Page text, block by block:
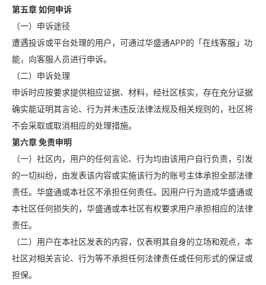
第五章 如何申诉
（一）申诉途径
遭遇投诉或平台处理的用户，可通过华盛通APP的「在线客服」功
能，向客服人员进行申诉。
（二）申诉处理
申诉时应按要求提供相应证据、材料，经社区核实，存在充分证据
确实能证明其言论、行为并未违反法律法规及相关规则的，社区将
不会采取或取消相应的处理措施。
第六章 免责申明
（一）社区内，用户的任何言论、行为均由该用户自行负责，引发
的一切纠纷，由发表该内容或实施该行为的账号主体承担全部法律
责任。华盛通或本社区不承担任何责任。因用户行为造成华盛通或
本社区任何损失的，华盛通或本社区有权要求用户承担相应的法律
责任。
（二）用户在本社区发表的内容，仅表明其自身的立场和观点，本
社区对相关言论、行为等不承担任何法律责任或任何形式的保证或
担保。